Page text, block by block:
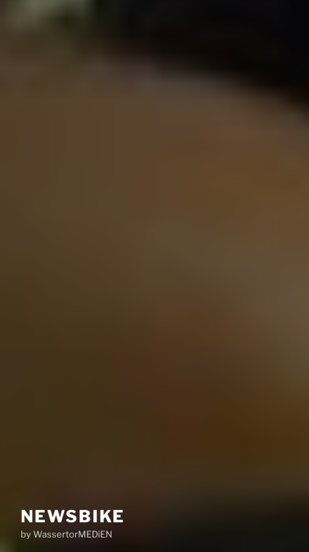
NEWSBIKE
by WassertorMEDiEN